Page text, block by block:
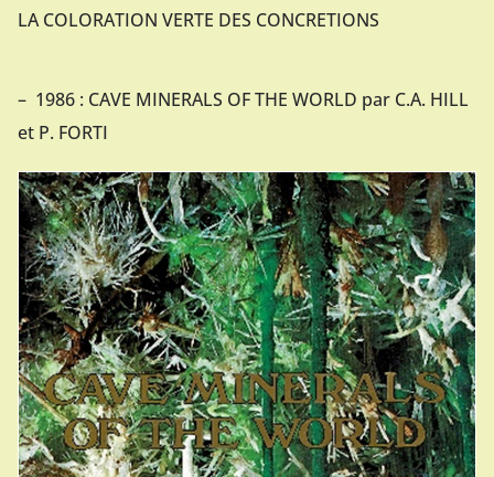
LA COLORATION VERTE DES CONCRETIONS
– 1986 : CAVE MINERALS OF THE WORLD par C.A. HILL
et P. FORTI